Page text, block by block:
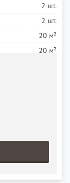
2 шт.
2 шт.
20 м²
20 м²